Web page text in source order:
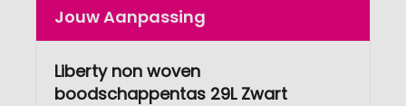
Jouw Aanpassing
Liberty non woven
boodschappentas 29L Zwart